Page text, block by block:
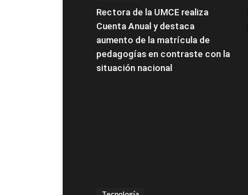
Rectora de la UMCE realiza
Cuenta Anual y destaca
aumento de la matrícula de
pedagogías en contraste con la
situación nacional